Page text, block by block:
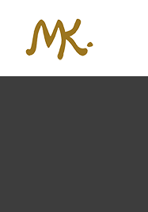
springen